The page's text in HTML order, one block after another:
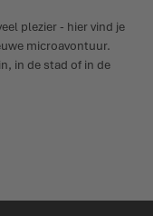
plezier - hier vind je
microavontuur.
in de stad of in de